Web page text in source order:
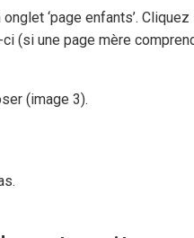
‘page enfants’.
(si une page mère
(image 3).